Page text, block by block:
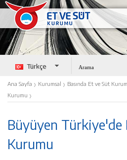
Türkçe
Ana Sayfa › Kurumsal › Basında Et ve Süt
Kurumu ›
Büyüyen Türkiye'de
Kurumu